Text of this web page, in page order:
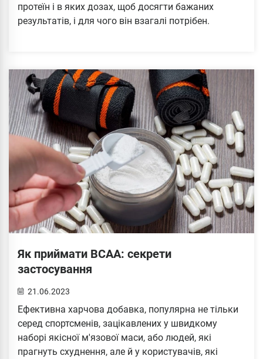
протеїн і в яких дозах, щоб досягти бажаних
результатів, і для чого він взагалі потрібен.
Як приймати BCAA: секрети
застосування
21.06.2023
Ефективна харчова добавка, популярна не тільки
серед спортсменів, зацікавлених у швидкому
наборі якісної м'язової маси, або людей, які
прагнуть схуднення, але й у користувачів, які